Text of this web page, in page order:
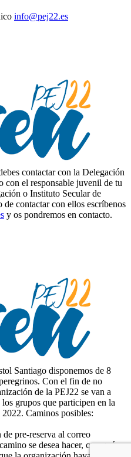
info@pej22.es
contactar con la Delegación
con el responsable juvenil de tu
o Instituto Secular de
contactar con ellos escríbenos
y os pondremos en contacto.
Santiago disponemos de 8
Con el fin de no
de la PEJ22 se van a
grupos que participen en la
Caminos posibles:
pre-reserva al correo
se desea hacer, con qué